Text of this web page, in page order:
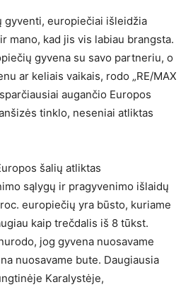
gyventi, europiečiai išleidžia
mano, kad jis vis labiau brangsta.
gyvena su savo partneriu, o
ar keliais vaikais, rodo „RE/MAX
augančio Europos
tinklo, neseniai atliktas
šalių atliktas
sąlygų ir pragyvenimo išlaidų
europiečių yra būsto, kuriame
kaip trečdalis iš 8 tūkst.
jog gyvena nuosavame
nuosavame bute. Daugiausia
Karalystėje,